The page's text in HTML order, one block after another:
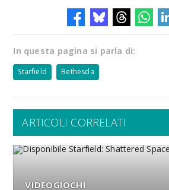
In questa pagina si parla di:
Starfield Bethesda
ARTICOLI CORRELATI
VIDEOGIOCHI